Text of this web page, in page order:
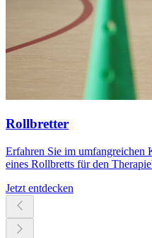
Rollbretter
Erfahren Sie im umfangreichen
eines Rollbretts für den
Jetzt entdecken